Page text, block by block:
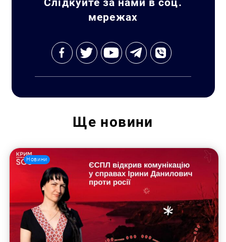
Пошук за запитом:
мережах
Ще новини
Новини